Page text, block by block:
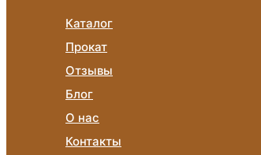
Каталог
Прокат
Отзывы
Блог
О нас
Контакты